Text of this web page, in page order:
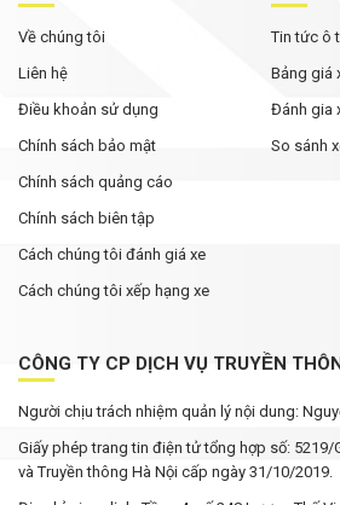
Về chúng tôi
Liên hệ
Điều khoản sử dụng
Chính sách bảo mật
Chính sách quảng cáo
Chính sách biên tập
Cách chúng tôi đánh giá xe
Cách chúng tôi xếp hạng xe
Tin tức ô
Bảng giá
Đánh gia
So sánh
CÔNG TY CP DỊCH VỤ TRUYỀN
Người chịu trách nhiệm quản lý nội dung:
Giấy phép trang tin điện tử tổng hợp số: 5219/
và Truyền thông Hà Nội cấp ngày 31/10/2019.